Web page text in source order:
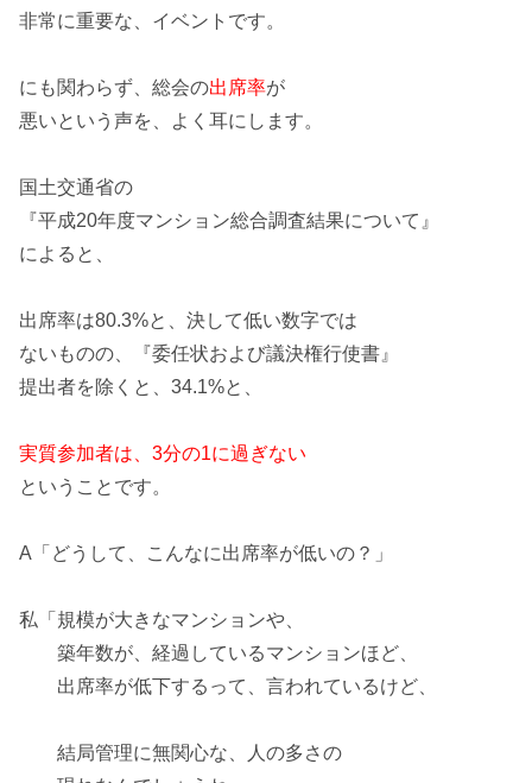
非常に重要な、イベント です。
にも関わらず、総会の出席率が
悪いという声を、よく耳にします。
国土交通省の
『平成20年度マンション総合調査結果について』
によると、
出席率は80.3%と、決して低い数字では
ないものの、『委任状および議決権行使書』
提出者を除くと、 34.1%と、
実質参加者は、3分の1に過ぎない
ということです。
A「どうして、こんなに出席率が低いの？」
私「規模が大きなマンションや、
築年数が、経過しているマンションほど、
出席率が低下するって、言われているけど、
結局管理に無関心な、人の多さの